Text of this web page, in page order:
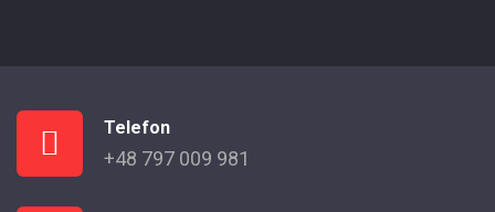
Telefon
+48 797 009 981